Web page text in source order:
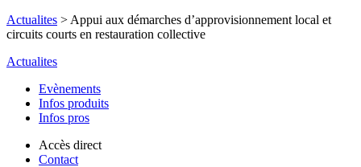
Actualites > Appui aux démarches d’approvisionnement local et
circuits courts en restauration collective
Actualites
Evènements
Infos produits
Infos pros
Accès direct
Contact